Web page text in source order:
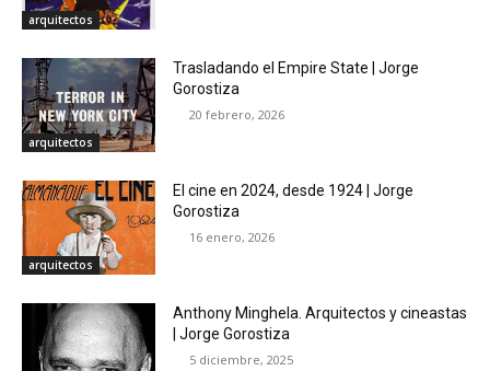
arquitectos
arquitectos
Trasladando el Empire State | Jorge
Gorostiza
20 febrero, 2026
arquitectos
El cine en 2024, desde 1924 | Jorge
Gorostiza
16 enero, 2026
Anthony Minghela. Arquitectos y cineastas
| Jorge Gorostiza
5 diciembre, 2025